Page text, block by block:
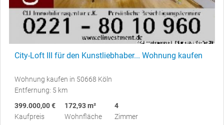
City-Loft III für den Kunstliebhaber... Wohnung kaufen
Wohnung kaufen in 50668 Köln
Entfernung: 5 km
399.000,00 €
Kaufpreis
172,93 m²
Wohnfläche
4
Zimmer